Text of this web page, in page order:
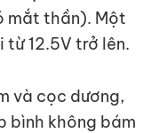
mắt thần). Một
12.5V trở lên.
và cọc dương,
bình không bám